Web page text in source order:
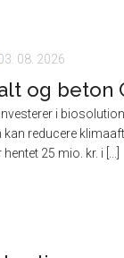
08. 2026
og beton
i
reducere
25 mio. kr. i [...]